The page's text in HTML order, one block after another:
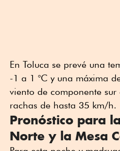
En Toluca se prevé una
-1 a 1 °C y una máxima
viento de componente
rachas de hasta 35 km/h.
Pronóstico para
Norte y la Mesa